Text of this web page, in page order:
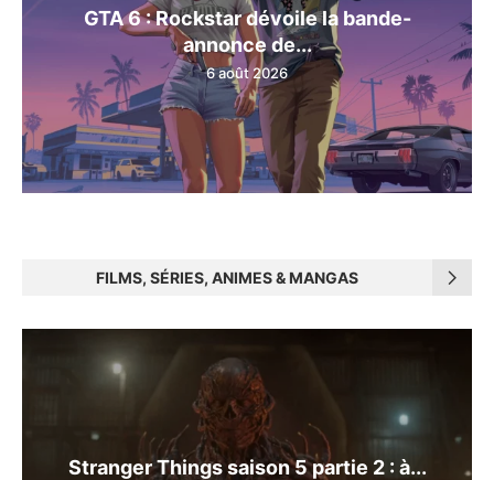
GTA 6 : Rockstar dévoile la bande-
annonce de...
6 août 2026
FILMS, SÉRIES, ANIMES & MANGAS
Stranger Things saison 5 partie 2 : à...